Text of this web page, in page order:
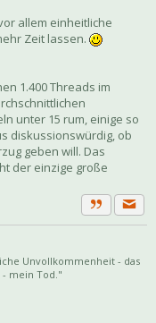
allem einheitliche
Zeit lassen.
1.400 Threads im
unter 15 rum, einige so
diskussionswürdig, ob
geben will. Das
der einzige große
Zitat
Unvollkommenheit - das
mein Tod."